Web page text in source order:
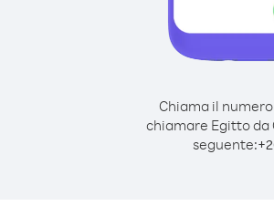
Chiama il
chiamare Egitto da
seguente:+